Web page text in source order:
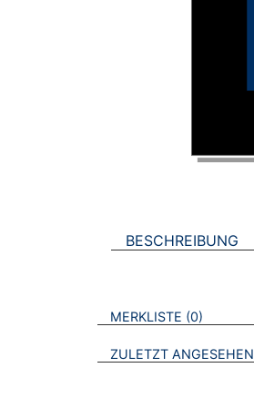
BESCHREIBUNG
VERWEISE AUF
MERKLISTE 0
ZULETZT ANGESEHEN